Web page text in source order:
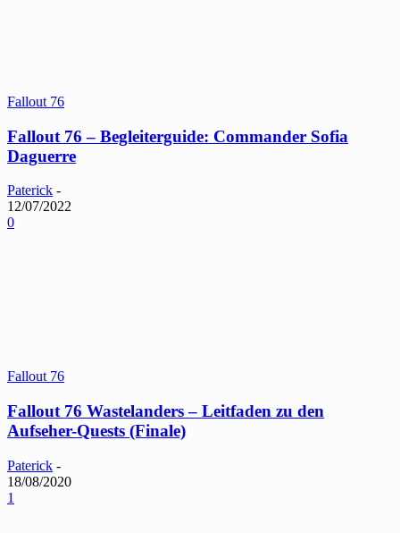
Fallout 76
Fallout 76 – Begleiterguide: Commander Sofia
Daguerre
Paterick -
12/07/2022
0
Fallout 76
Fallout 76 Wastelanders – Leitfaden zu den
Aufseher-Quests (Finale)
Paterick -
18/08/2020
1